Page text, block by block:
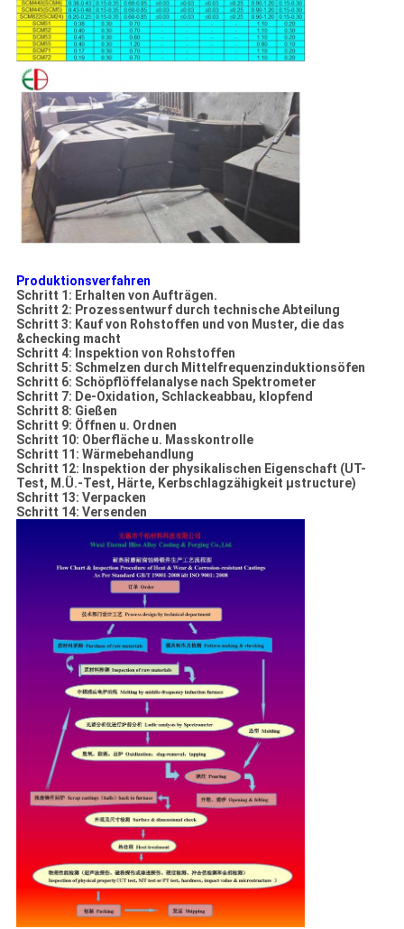
Produktionsverfahren
Schritt 1: Erhalten von Aufträgen.
Schritt 2: Prozessentwurf durch technische Abteilung
Schritt 3: Kauf von Rohstoffen und von Muster, die das
&checking macht
Schritt 4: Inspektion von Rohstoffen
Schritt 5: Schmelzen durch Mittelfrequenzinduktionsöfen
Schritt 6: Schöpflöffelanalyse nach Spektrometer
Schritt 7: De-Oxidation, Schlackeabbau, klopfend
Schritt 8: Gießen
Schritt 9: Öffnen u. Ordnen
Schritt 10: Oberfläche u. Masskontrolle
Schritt 11: Wärmebehandlung
Schritt 12: Inspektion der physikalischen Eigenschaft (UT-
Test, M.Ü.-Test, Härte, Kerbschlagzähigkeit µstructure)
Schritt 13: Verpacken
Schritt 14: Versenden